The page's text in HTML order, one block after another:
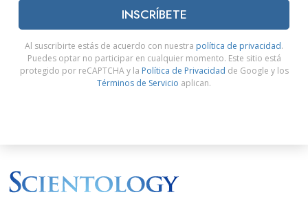
INSCRÍBETE
Al suscribirte estás de acuerdo con nuestra política de privacidad.
Puedes optar no participar en cualquier momento. Este sitio está
protegido por reCAPTCHA y la Política de Privacidad de Google y los
Términos de Servicio aplican.